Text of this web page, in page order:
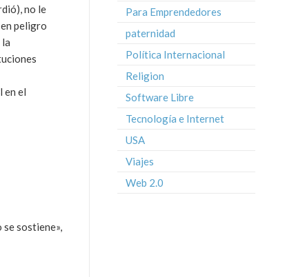
no le
peligro
en el
se sostiene»,
Para Emprendedores
paternidad
Política Internacional
Religion
Software Libre
Tecnología e Internet
USA
Viajes
Web 2.0